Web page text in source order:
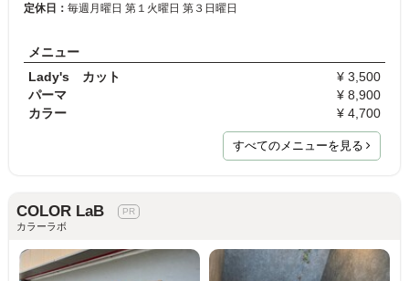
定休日： 毎週月曜日 第１火曜日 第３日曜日
メニュー
Lady's カット
¥ 3,500
パーマ
¥ 8,900
カラー
¥ 4,700
すべてのメニューを見る
COLOR LaB
カラーラボ